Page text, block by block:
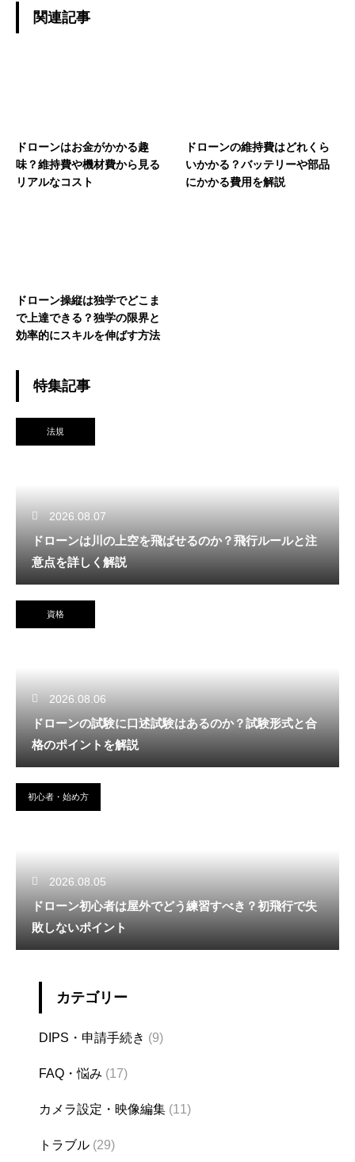
関連記事
ドローンはお金がかかる趣
味？維持費や機材費から見る
リアルなコスト
ドローンの維持費はどれくら
いかかる？バッテリーや部品
にかかる費用を解説
ドローン操縦は独学でどこま
で上達できる？独学の限界と
効率的にスキルを伸ばす方法
特集記事
法規
2026.08.07
ドローンは川の上空を飛ばせるのか？飛行ルールと注
意点を詳しく解説
資格
2026.08.06
ドローンの試験に口述試験はあるのか？試験形式と合
格のポイントを解説
初心者・始め方
2026.08.05
ドローン初心者は屋外でどう練習すべき？初飛行で失
敗しないポイント
カテゴリー
DIPS・申請手続き (9)
FAQ・悩み (17)
カメラ設定・映像編集 (11)
トラブル (29)